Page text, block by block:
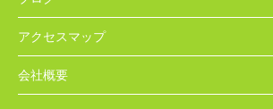
アクセスマップ
会社概要